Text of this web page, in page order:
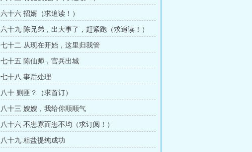
六十六 招婿（求追读！）
六十九 陈兄弟，出大事了，赶紧跑（求追读！）
七十二 从现在开始，这里归我管
七十五 陈仙师，官兵出城
七十八 事后处理
八十 剿匪？（求首订）
八十三 嫂嫂，我给你顺顺气
八十六 不患寡而患不均（求订阅！）
八十九 粗盐提纯成功